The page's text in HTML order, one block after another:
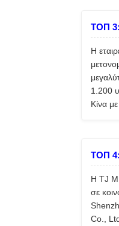
ΤΟΠ 3:
Η
1.200
Κίνα
ΤΟΠ 4:
Η TJ
σε
Co.,